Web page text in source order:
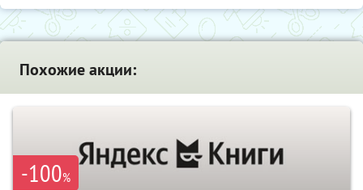
Похожие акции:
-100%